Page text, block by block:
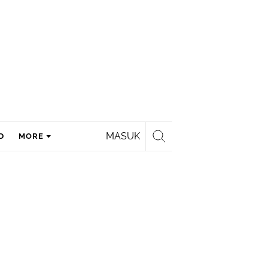
MASUK
MORE